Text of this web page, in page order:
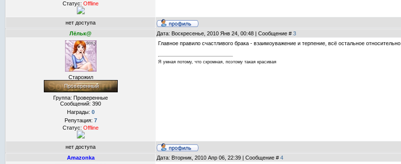
Статус: Offline
нет доступа
Лёльк@
Дата: Воскресенье, 2010 Янв 24, 00:48 | Сообщение # 3
Старожил
Группа: Проверенные
Сообщений: 390
Награды: 0
Репутация: 7
Статус: Offline
Главное правило счастливого брака - взаимоуважение и терпение, всё остальное относительно
Я умная потому, что скромная, поэтому такая красивая
нет доступа
Amazonka
Дата: Вторник, 2010 Апр 06, 22:39 | Сообщение # 4